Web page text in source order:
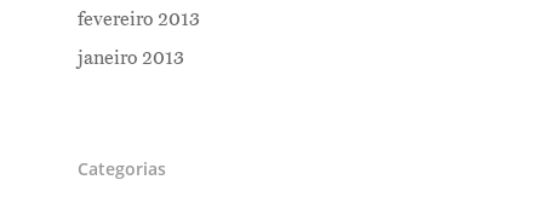
fevereiro 2013
janeiro 2013
Categorias